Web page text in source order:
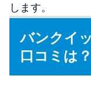
します。
バンクイ
口コミは？